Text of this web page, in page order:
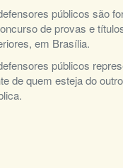
públicos são
de provas e
em Brasília.
públicos
de quem esteja do